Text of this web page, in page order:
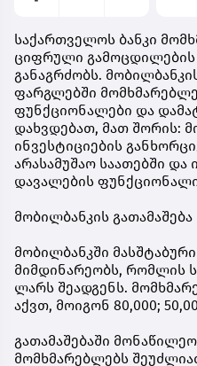
საქართველოს ბანკი
ციფრული გამოცდილების
განაგრძობს.
ფარგლებში
ფუნქციონალები და
დახვდებათ, მათ შორის:
ინვესტიციების
არასამუშაო საათებში
დავალების
მობილბანკის გათამაშება
მობილბანკში
მიმდინარეობს, რომლის
ლარს შეადგენს.
აქვთ, მოიგონ 80,000;
გათამაშებაში
მომხმარებლებს